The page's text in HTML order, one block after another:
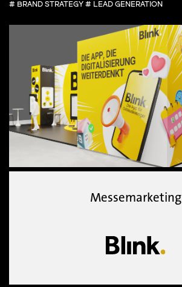
# BRAND STRATEGY # LEAD GENERATION
Messemarketing